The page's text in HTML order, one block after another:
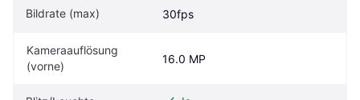
Bildrate (max) 30fps
Kameraauflösung
(vorne)
16.0 MP